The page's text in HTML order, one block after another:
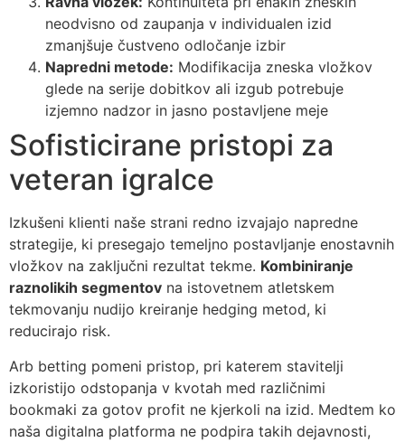
neodvisno od zaupanja v individualen izid
zmanjšuje čustveno odločanje izbir
Napredni metode: Modifikacija zneska vložkov
glede na serije dobitkov ali izgub potrebuje
izjemno nadzor in jasno postavljene meje
Sofisticirane pristopi za
veteran igralce
Izkušeni klienti naše strani redno izvajajo napredne
strategije, ki presegajo temeljno postavljanje enostavnih
vložkov na zaključni rezultat tekme. Kombiniranje
raznolikih segmentov na istovetnem atletskem
tekmovanju nudijo kreiranje hedging metod, ki
reducirajo risk.
Arb betting pomeni pristop, pri katerem stavitelji
izkoristijo odstopanja v kvotah med različnimi
bookmaki za gotov profit ne kjerkoli na izid. Medtem ko
naša digitalna platforma ne podpira takih dejavnosti,